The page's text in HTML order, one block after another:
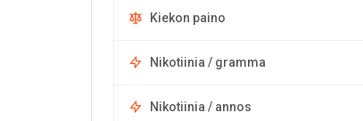
Kiekon paino
Nikotiinia / gramma
Nikotiinia / annos